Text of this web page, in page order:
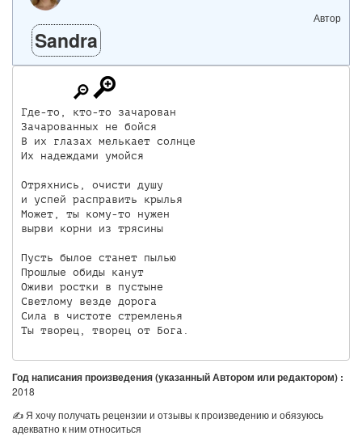
Автор
Sandra
Где-то, кто-то зачарован
Зачарованных не бойся
В их глазах мелькает солнце
Их надеждами умойся
Отряхнись, очисти душу
и успей расправить крылья
Может, ты кому-то нужен
вырви корни из трясины
Пусть былое станет пылью
Прошлые обиды канут
Оживи ростки в пустыне
Светлому везде дорога
Сила в чистоте стремленья
Ты творец, творец от Бога.
Год написания произведения (указанный Автором или редактором) :
2018
✍ Я хочу получать рецензии и отзывы к произведению и обязуюсь
адекватно к ним относиться